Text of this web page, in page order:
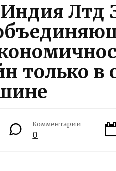
Лтд
только в
Комментарии
0